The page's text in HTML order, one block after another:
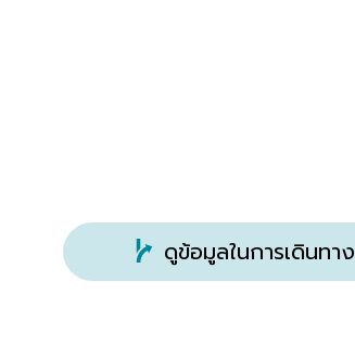
ดูข้อมูลในการเดินทาง